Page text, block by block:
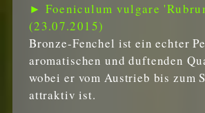
► Foeniculum vulgare
(23.07.2015)
Bronze-Fenchel ist ein echter
aromatischen und duftenden
wobei er vom Austrieb bis zum
attraktiv ist.